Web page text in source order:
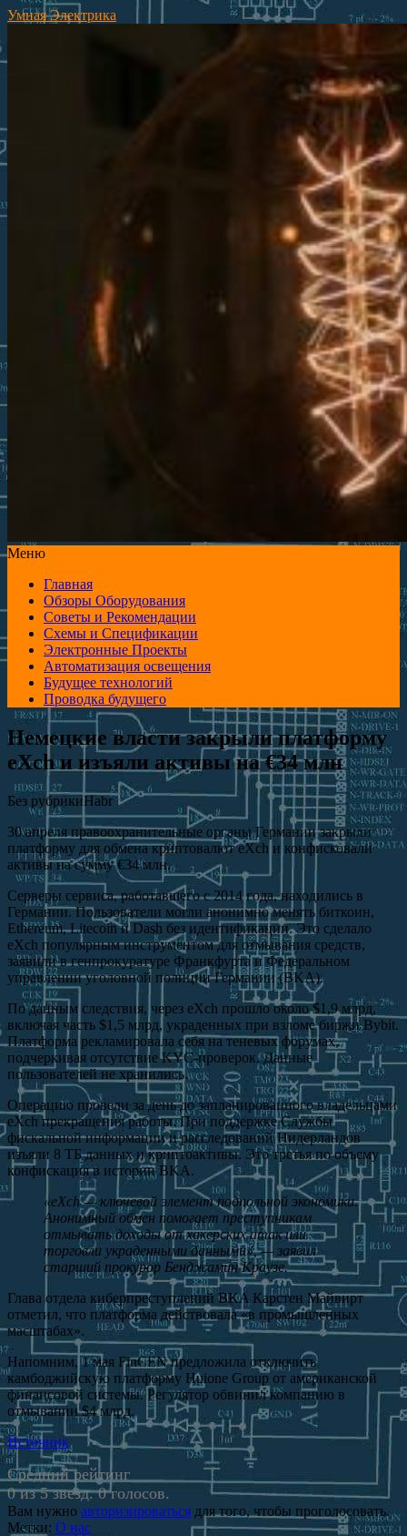
Умная Электрика
Меню
Главная
Обзоры Оборудования
Советы и Рекомендации
Схемы и Спецификации
Электронные Проекты
Автоматизация освещения
Будущее технологий
Проводка будущего
Немецкие власти закрыли платформу
eXch и изъяли активы на €34 млн
Без рубрикиHabr
30 апреля правоохранительные органы Германии закрыли
платформу для обмена криптовалют eXch и конфисковали
активы на сумму €34 млн.
Серверы сервиса, работавшего с 2014 года, находились в
Германии. Пользователи могли анонимно менять биткоин,
Ethereum, Litecoin и Dash без идентификации. Это сделало
eXch популярным инструментом для отмывания средств,
заявили в генпрокуратуре Франкфурта и Федеральном
управлении уголовной полиции Германии (BKA).
По данным следствия, через eXch прошло около $1,9 млрд,
включая часть $1,5 млрд, украденных при взломе биржи Bybit.
Платформа рекламировала себя на теневых форумах,
подчеркивая отсутствие KYC-проверок. Данные
пользователей не хранились.
Операцию провели за день до запланированного владельцами
eXch прекращения работы. При поддержке Службы
фискальной информации и расследований Нидерландов
изъяли 8 ТБ данных и криптоактивы. Это третья по объему
конфискация в истории BKA.
«eXch — ключевой элемент подпольной экономики.
Анонимный обмен помогает преступникам
отмывать доходы от хакерских атак или
торговли украденными данными», — заявил
старший прокурор Бенджамин Краузе.
Глава отдела киберпреступлений BKA Карстен Майвирт
отметил, что платформа действовала «в промышленных
масштабах».
Напомним, 1 мая FinCEN предложила отключить
камбоджийскую платформу Huione Group от американской
финансовой системы. Регулятор обвинил компанию в
отмывании $4 млрд.
Источник
Средний рейтинг
0 из 5 звезд. 0 голосов.
Вам нужно авторизироваться для того, чтобы проголосовать.
Метки: О нас